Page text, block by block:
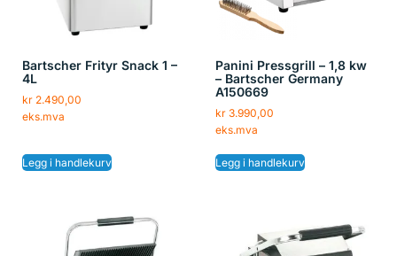
Bartscher Frityr Snack 1 –
4L
kr 2.490,00
eks.mva
Legg i handlekurv
Panini Pressgrill – 1,8 kw
– Bartscher Germany
A150669
kr3.990,00
eks.mva
Legg i handlekurv